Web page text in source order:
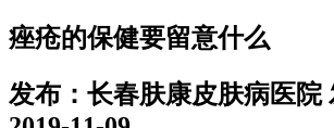
痤疮的保健要留意什么
发布：长春肤康皮肤病医院